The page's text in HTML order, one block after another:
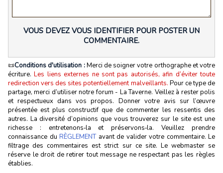
VOUS DEVEZ VOUS IDENTIFIER POUR POSTER UN
COMMENTAIRE.
📜Conditions d'utilisation :Merci de soigner votre orthographe et votre
écriture.Les liens externes ne sont pas autorisés, afin d’éviter toute
redirection vers des sites potentiellement malveillants. Pour ce type de
partage, merci d’utiliser notre forum - La Taverne. Veillez à rester polis
et respectueux dans vos propos. Donner votre avis sur l’œuvre
présentée est plus constructif que de commenter les ressentis des
autres. La diversité d’opinions que vous trouverez sur le site est une
richesse : entretenons‑la et préservons‑la. Veuillez prendre
connaissance du RÈGLEMENTavant de valider votre commentaire. Le
filtrage des commentaires est strict sur ce site. Le webmaster se
réserve le droit de retirer tout message ne respectant pas les règles
établies.